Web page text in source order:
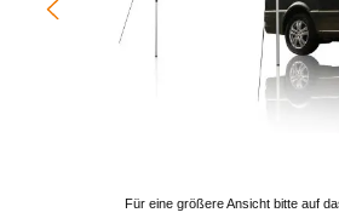
Für eine größere Ansicht bitte auf